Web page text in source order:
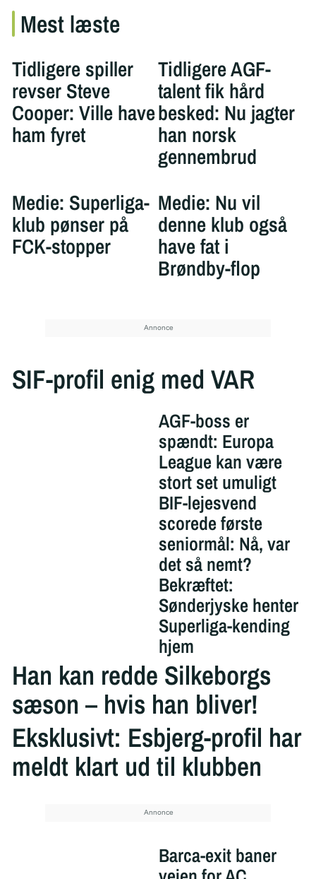
Mest læste
Tidligere spiller
revser Steve
Cooper: Ville have
ham fyret
Tidligere AGF-
talent fik hård
besked: Nu jagter
han norsk
gennembrud
Medie: Superliga-
klub pønser på
FCK-stopper
Medie: Nu vil
denne klub også
have fat i
Brøndby-flop
SIF-profil enig med VAR
AGF-boss er
spændt: Europa
League kan være
stort set umuligt
BIF-lejesvend
scorede første
seniormål: Nå, var
det så nemt?
Bekræftet:
Sønderjyske henter
Superliga-kending
hjem
Han kan redde Silkeborgs
sæson – hvis han bliver!
Eksklusivt: Esbjerg-profil har
meldt klart ud til klubben
Barca-exit baner